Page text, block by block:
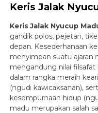
Keris Jalak
Keris Jalak Nyucup
gandik polos, pejetan,
depan. Kesederhanaan
menyimpan suatu ajaran
mengandung nilai
dalam rangka meraih
(ngudi kawicaksanan),
kesempurnaan hidup
madu merupakan salah